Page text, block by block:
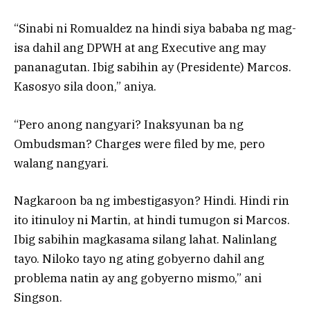
“Sinabi ni Romualdez na hindi siya bababa ng mag-
isa dahil ang DPWH at ang Executive ang may
pananagutan. Ibig sabihin ay (Presidente) Marcos.
Kasosyo sila doon,” aniya.
“Pero anong nangyari? Inaksyunan ba ng
Ombudsman? Charges were filed by me, pero
walang nangyari.
Nagkaroon ba ng imbestigasyon? Hindi. Hindi rin
ito itinuloy ni Martin, at hindi tumugon si Marcos.
Ibig sabihin magkasama silang lahat. Nalinlang
tayo. Niloko tayo ng ating gobyerno dahil ang
problema natin ay ang gobyerno mismo,” ani
Singson.